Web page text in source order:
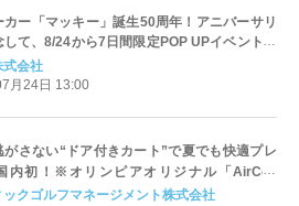
カー「マッキー」誕生50周年！アニバーサリ
して、8/24から7日間限定POP UPイベントを
MIYASHITA PARKで開催！
式会社
月24日 13:00
がさない“ドア付きカート”で夏でも快適プレ
初！※オリンピアオリジナル「AirCon
アコンカート）」導入 | ＰＧＭ
ックゴルフマネージメント株式会社